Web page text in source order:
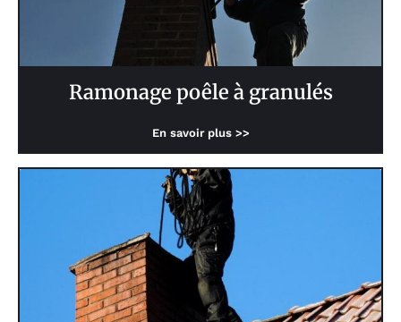
Ramonage poêle à granulés
En savoir plus >>